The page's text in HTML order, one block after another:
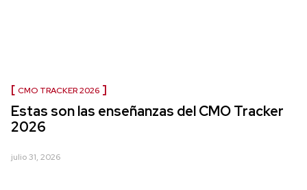
CMO TRACKER 2026
Estas son las enseñanzas del CMO Tracker
2026
julio 31, 2026